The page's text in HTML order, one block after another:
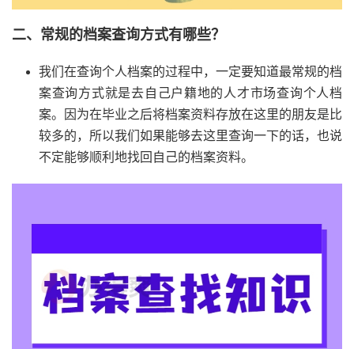
二、常规的档案查询方式有哪些？
我们在查询个人档案的过程中，一定要知道最常规的档
案查询方式就是去自己户籍地的人才市场查询个人档
案。因为在毕业之后将档案资料存放在这里的朋友是比
较多的，所以我们如果能够去这里查询一下的话，也说
不定能够顺利地找回自己的档案资料。